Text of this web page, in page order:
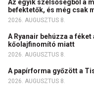
Az egyik szélsőségből a
befektetők, és még csak
2026. AUGUSZTUS 8.
A Ryanair behúzza a
kőolajfinomító miatt
2026. AUGUSZTUS 8.
A papírforma győzött a
2026. AUGUSZTUS 8.